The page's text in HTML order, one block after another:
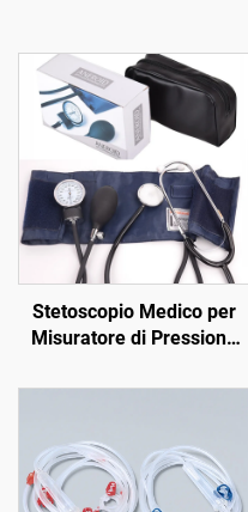
Stetoscopio Medico per
Misuratore di Pressione
Testa con Fonte di
Fascia Manuale per
Braccio